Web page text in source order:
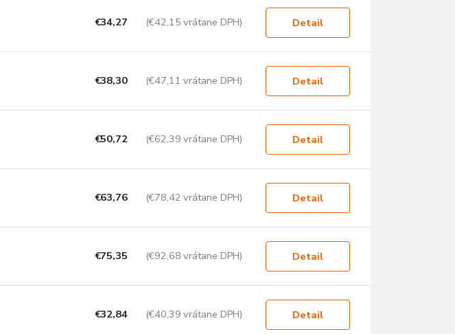
€34,27 (€42,15 vrátane DPH) Detail
€38,30 (€47,11 vrátane DPH) Detail
€50,72 (€62,39 vrátane DPH) Detail
€63,76 (€78,42 vrátane DPH) Detail
€75,35 (€92,68 vrátane DPH) Detail
€32,84 (€40,39 vrátane DPH) Detail